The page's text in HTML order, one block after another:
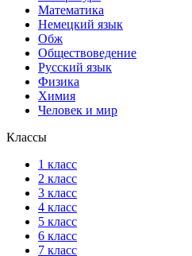
Математика
Немецкий язык
Обж
Обществоведение
Русский язык
Физика
Химия
Человек и мир
Классы
1 класс
2 класс
3 класс
4 класс
5 класс
6 класс
7 класс